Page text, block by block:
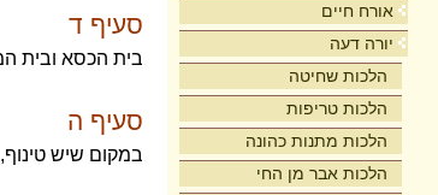
אורח חיים
יורה דעה
הלכות שחיטה
הלכות טריפות
הלכות מתנות כהונה
הלכות אבר מן החי
סעיף ד
בית הכסא ובית
סעיף ה
במקום שיש